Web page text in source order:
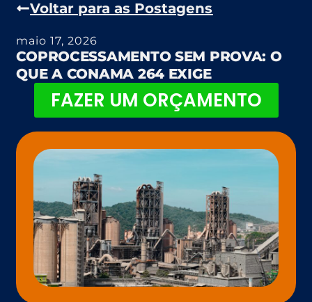
Voltar para as Postagens
maio 17, 2026
COPROCESSAMENTO SEM PROVA: O
QUE A CONAMA 264 EXIGE
FAZER UM ORÇAMENTO